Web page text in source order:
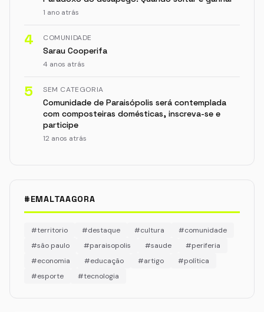
1 ano atrás
4 COMUNIDADE
Sarau Cooperifa
4 anos atrás
5 SEM CATEGORIA
Comunidade de Paraisópolis será contemplada
com composteiras domésticas, inscreva-se e
participe
12 anos atrás
#EMALTAAGORA
#territorio #destaque #cultura
#comunidade
#são paulo
#paraisopolis #saude
#periferia
#economia
#educação #artigo
#política
#esporte
#tecnologia